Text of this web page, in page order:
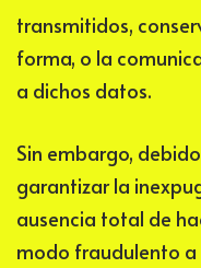
transmitidos,
forma, o la
a dichos datos.
Sin embargo,
garantizar la
ausencia total de
modo fraudulento a